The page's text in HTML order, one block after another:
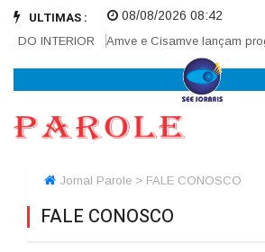
ULTIMAS :
DO INTERIOR Amve e Cisamve lançam
08/08/2026 08:42
Jornal Parole > FALE CONOSCO
FALE CONOSCO